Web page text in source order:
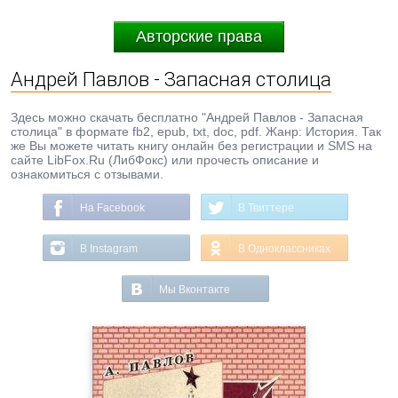
Авторские права
Андрей Павлов - Запасная столица
Здесь можно скачать бесплатно "Андрей Павлов - Запасная
столица" в формате fb2, epub, txt, doc, pdf. Жанр: История. Так
же Вы можете читать книгу онлайн без регистрации и SMS на
сайте LibFox.Ru (ЛибФокс) или прочесть описание и
ознакомиться с отзывами.
На Facebook В Твиттере
В Instagram В Одноклассниках
Мы Вконтакте